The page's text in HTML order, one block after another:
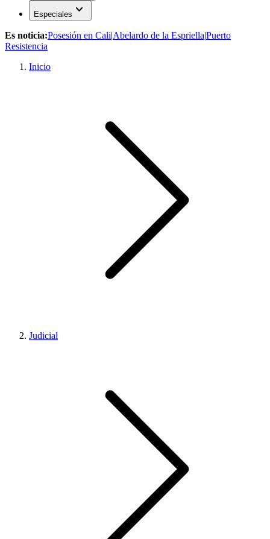
Especiales expand_more
Es noticia:Posesión en Cali|Abelardo de la Espriella|Puerto
Resistencia
Inicio
Judicial